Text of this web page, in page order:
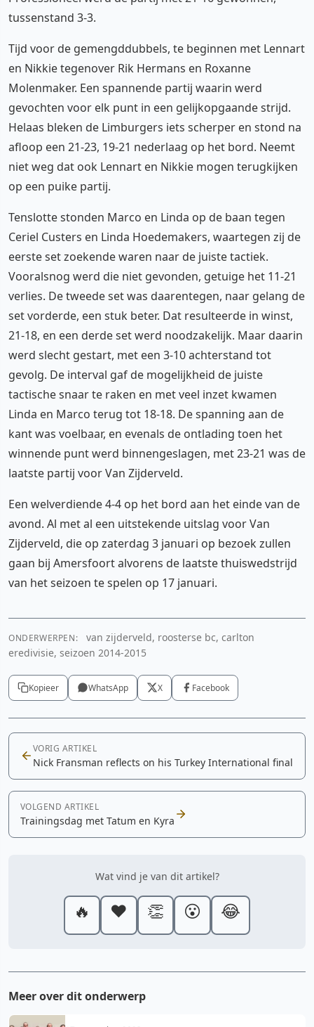
tussenstand 3-3.
Tijd voor de gemengddubbels, te beginnen met Lennart
en Nikkie tegenover Rik Hermans en Roxanne
Molenmaker. Een spannende partij waarin werd
gevochten voor elk punt in een gelijkopgaande strijd.
Helaas bleken de Limburgers iets scherper en stond na
afloop een 21-23, 19-21 nederlaag op het bord. Neemt
niet weg dat ook Lennart en Nikkie mogen terugkijken
op een puike partij.
Tenslotte stonden Marco en Linda op de baan tegen
Ceriel Custers en Linda Hoedemakers, waartegen zij de
eerste set zoekende waren naar de juiste tactiek.
Vooralsnog werd die niet gevonden, getuige het 11-21
verlies. De tweede set was daarentegen, naar gelang de
set vorderde, een stuk beter. Dat resulteerde in winst,
21-18, en een derde set werd noodzakelijk. Maar daarin
werd slecht gestart, met een 3-10 achterstand tot
gevolg. De interval gaf de mogelijkheid de juiste
tactische snaar te raken en met veel inzet kwamen
Linda en Marco terug tot 18-18. De spanning aan de
kant was voelbaar, en evenals de ontlading toen het
winnende punt werd binnengeslagen, met 23-21 was de
laatste partij voor Van Zijderveld.
Een welverdiende 4-4 op het bord aan het einde van de
avond. Al met al een uitstekende uitslag voor Van
Zijderveld, die op zaterdag 3 januari op bezoek zullen
gaan bij Amersfoort alvorens de laatste thuiswedstrijd
van het seizoen te spelen op 17 januari.
ONDERWERPEN:
van zijderveld, roosterse bc, carlton
eredivisie, seizoen 2014-2015
Kopieer WhatsApp X Facebook
VORIG ARTIKEL
Nick Fransman reflects on his Turkey International final
VOLGEND ARTIKEL
Trainingsdag met Tatum en Kyra
Wat vind je van dit artikel?
🔥 ❤️ 👏 😮 😂
Meer over dit onderwerp